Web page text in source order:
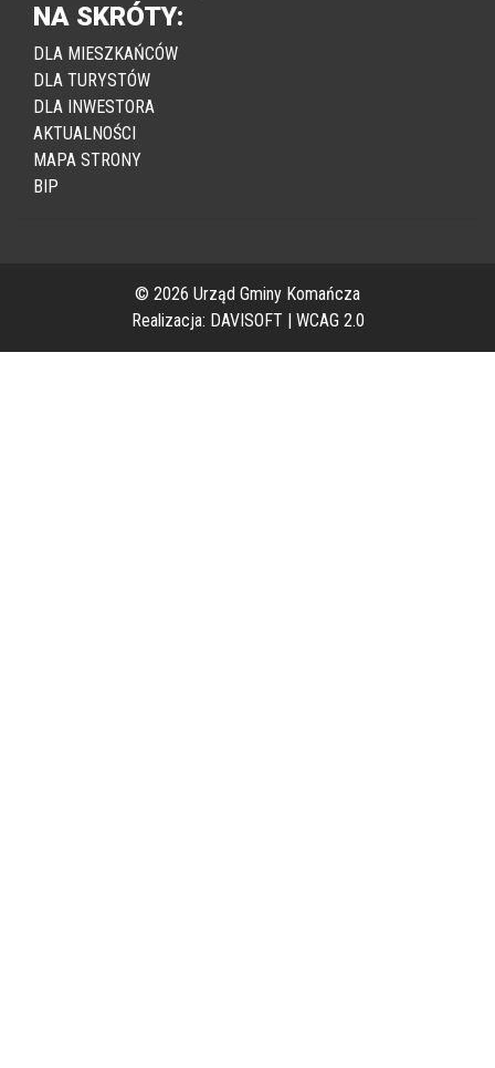
NA SKRÓTY:
DLA MIESZKAŃCÓW
DLA TURYSTÓW
DLA INWESTORA
AKTUALNOŚCI
MAPA STRONY
BIP
© 2026 Urząd Gminy Komańcza
Realizacja: DAVISOFT WCAG 2.0